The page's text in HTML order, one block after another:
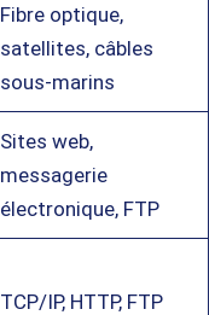
Fibre optique,
satellites, câbles
sous-marins
Sites web,
messagerie
électronique, FTP
TCP/IP, HTTP, FTP